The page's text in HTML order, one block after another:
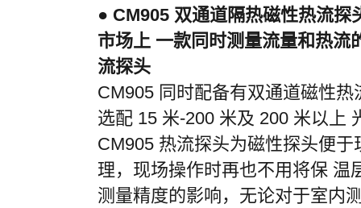
● CM905 双通道隔热磁性热流探
市场上 一款同时测量流量和热流
流探头
CM905 同时配备有双通道磁性
选配 15 米-200 米及 200 米以上
CM905 热流探头为磁性探头便
理，现场操作时再也不用将保 温
测量精度的影响，无论对于室内